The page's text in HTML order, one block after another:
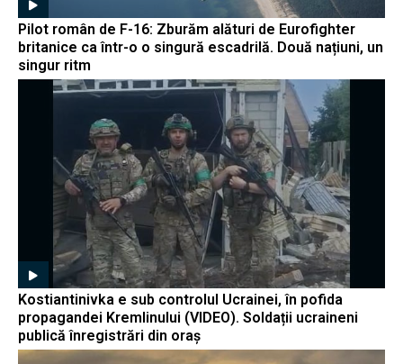
Pilot român de F-16: Zburăm alături de Eurofighter
britanice ca într-o o singură escadrilă. Două națiuni, un
singur ritm
Kostiantinivka e sub controlul Ucrainei, în pofida
propagandei Kremlinului (VIDEO). Soldații ucraineni
publică înregistrări din oraș